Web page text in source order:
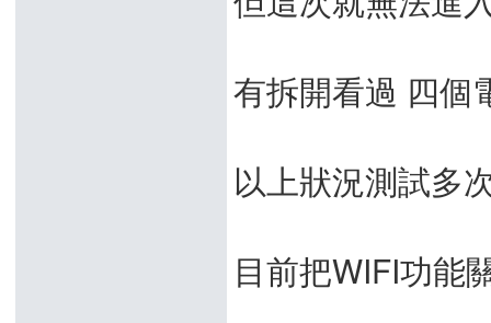
有拆開看過 四個
以上狀況測試多
目前把WIFI功能